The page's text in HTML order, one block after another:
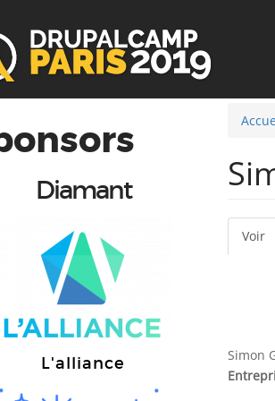
Voir
Simon
Diamant
L'alliance